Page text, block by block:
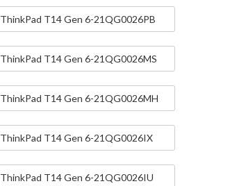
ThinkPad T14 Gen 6-21QG0026PB
ThinkPad T14 Gen 6-21QG0026MS
ThinkPad T14 Gen 6-21QG0026MH
ThinkPad T14 Gen 6-21QG0026IX
ThinkPad T14 Gen 6-21QG0026IU